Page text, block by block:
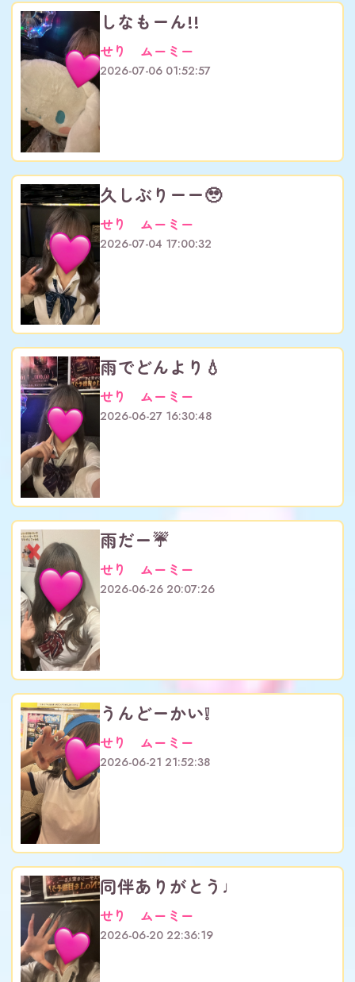
しなもーん!!
せり ムーミー
2026-07-06 01:52:57
久しぶりーー🥹
せり ムーミー
2026-07-04 17:00:32
雨でどんより💧‬
せり ムーミー
2026-06-27 16:30:48
雨だー☔️
せり ムーミー
2026-06-26 20:07:26
うんどーかい❕
せり ムーミー
2026-06-21 21:52:38
同伴ありがとう♩
せり ムーミー
2026-06-20 22:36:19